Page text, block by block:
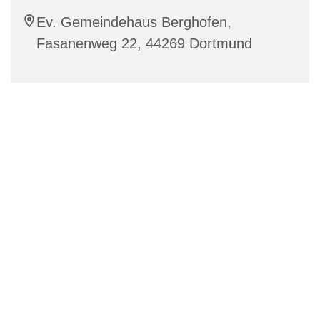
Ev. Gemeindehaus Berghofen,
Fasanenweg 22, 44269 Dortmund